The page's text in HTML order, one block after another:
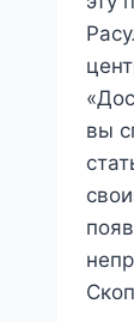
вы